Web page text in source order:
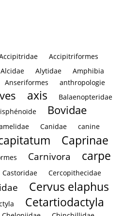
Accipitriformes
Alcidae Alytidae
Amphibia
Anseriformes
anthropologie
axis
Balaenopteridae
Bovidae
Canidae
canine
Caprinae
Carnivora
carpe
Castoridae Cercopithecidae
Cervus elaphus
Cetartiodactyla